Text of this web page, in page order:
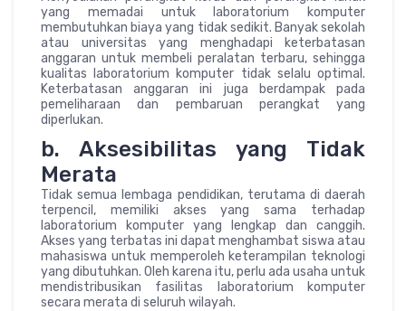
yang memadai untuk laboratorium komputer
membutuhkan biaya yang tidak sedikit. Banyak sekolah
atau universitas yang menghadapi keterbatasan
anggaran untuk membeli peralatan terbaru, sehingga
kualitas laboratorium komputer tidak selalu optimal.
Keterbatasan anggaran ini juga berdampak pada
pemeliharaan dan pembaruan perangkat yang
diperlukan.
b. Aksesibilitas yang Tidak
Merata
Tidak semua lembaga pendidikan, terutama di daerah
terpencil, memiliki akses yang sama terhadap
laboratorium komputer yang lengkap dan canggih.
Akses yang terbatas ini dapat menghambat siswa atau
mahasiswa untuk memperoleh keterampilan teknologi
yang dibutuhkan. Oleh karena itu, perlu ada usaha untuk
mendistribusikan fasilitas laboratorium komputer
secara merata di seluruh wilayah.